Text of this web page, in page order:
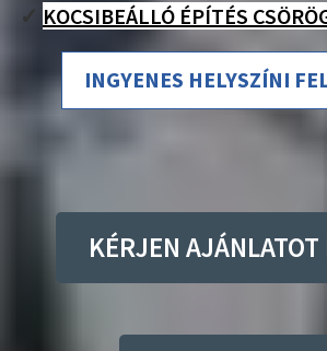
✓ KOCSIBEÁLLÓ ÉPÍTÉS
INGYENES HELYSZÍNI
KÉRJEN